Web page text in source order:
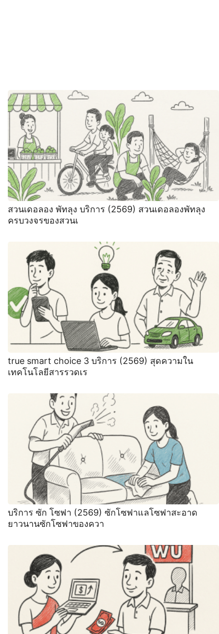
สวนเดอลอง พัทลุง บริการ (2569) สวนเดอลองพัทลุง
ครบวงจรของสวนเ
true smart choice 3 บริการ (2569) สุดความใน
เทคโนโลยีสารรวดเร
บริการ ซัก โซฟา (2569) ซักโซฟาแลโซฟาสะอาด
ยาวนานซักโซฟาของควา